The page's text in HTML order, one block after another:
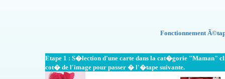
Fonctionnement
Etape 1 : S�lection d'une carte dans la cat�gorie "Maman"
cot� de l'image pour passer � l'�tape suivante.